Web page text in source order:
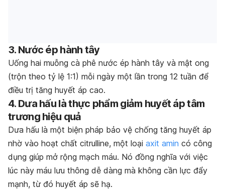
3. Nước ép hành tây
Uống hai muỗng cà phê nước ép hành tây và mật ong
(trộn theo tỷ lệ 1:1) mỗi ngày một lần trong 12 tuần để
điều trị tăng huyết áp cao.
4. Dưa hấu là thực phẩm giảm huyết áp tâm
trương hiệu quả
Dưa hấu là một biện pháp bảo vệ chống tăng huyết áp
nhờ vào hoạt chất citrulline, một loại axit amin có công
dụng giúp mở rộng mạch máu. Nó đồng nghĩa với việc
lúc này máu lưu thông dễ dàng mà không cần lực đẩy
mạnh, từ đó huyết áp sẽ hạ.